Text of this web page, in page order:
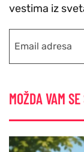
vestima iz
MOŽDA VAM